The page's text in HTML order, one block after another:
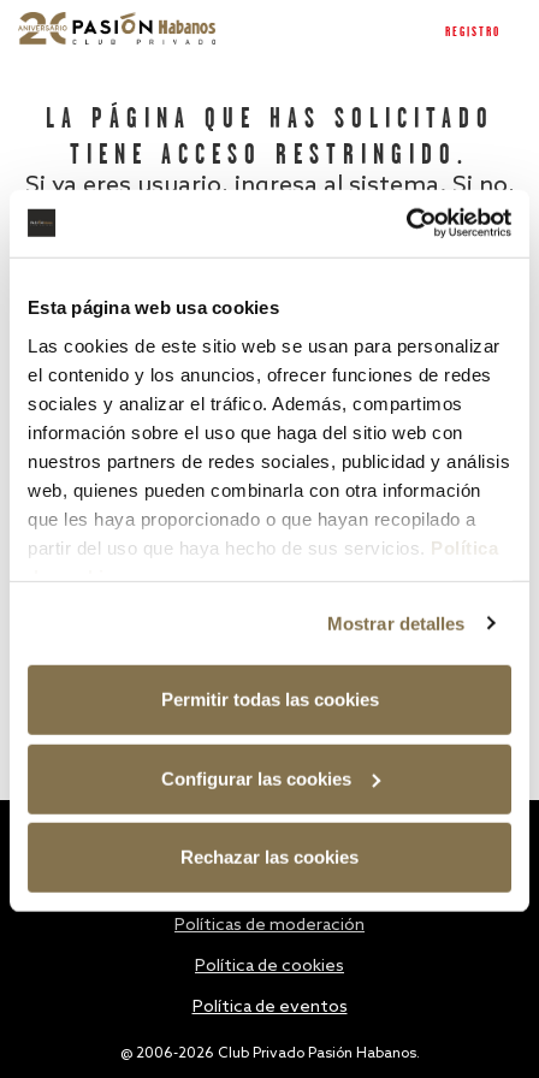
Esta página web usa cookies
Las cookies de este sitio web se usan para personalizar
el contenido y los anuncios, ofrecer funciones de redes
sociales y analizar el tráfico. Además, compartimos
información sobre el uso que haga del sitio web con
nuestros partners de redes sociales, publicidad y análisis
web, quienes pueden combinarla con otra información
que les haya proporcionado o que hayan recopilado a
partir del uso que haya hecho de sus servicios. Política
Mostrar detalles
Permitir todas las cookies
Configurar las cookies
Rechazar las cookies
REGISTRO
LA PÁGINA QUE HAS SOLICITADO
TIENE ACCESO RESTRINGIDO.
Si ya eres usuario, ingresa al sistema. Si no,
¿Has olvidado tu contraseña?
@ 2006-2026 Club Privado Pasión Habanos.
Políticas de moderación
Política de cookies
Política de eventos